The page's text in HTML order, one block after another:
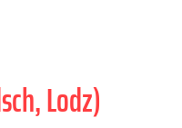
Lodz)